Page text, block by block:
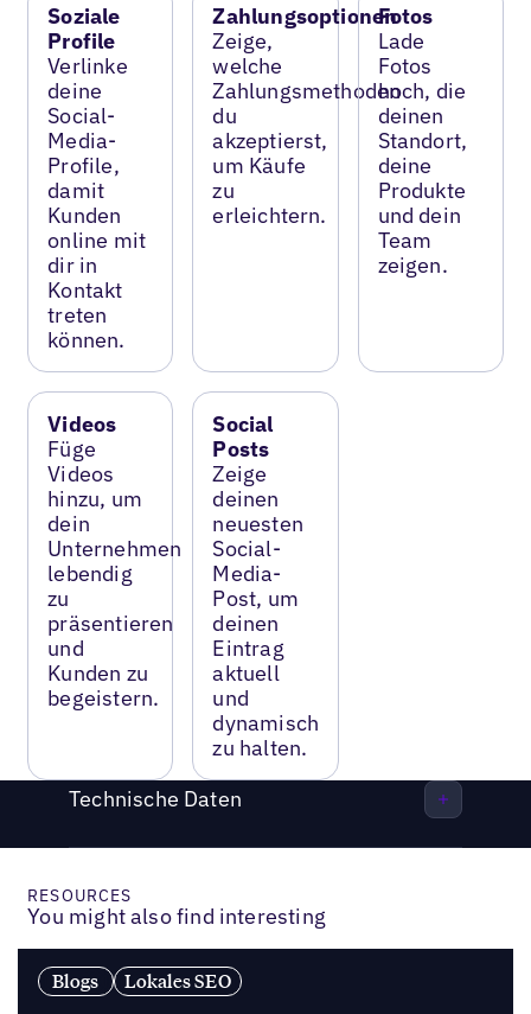
Soziale
Profile
Verlinke
deine
Social-
Media-
Profile,
damit
Kunden
online mit
dir in
Kontakt
treten
können.
Zahlungsoptionen
Zeige,
welche
Zahlungsmethoden
du
akzeptierst,
um Käufe
zu
erleichtern.
Fotos
Lade
Fotos
hoch, die
deinen
Standort,
deine
Produkte
und dein
Team
zeigen.
Videos
Füge
Videos
hinzu, um
dein
Unternehmen
lebendig
zu
präsentieren
und
Kunden zu
begeistern.
Social
Posts
Zeige
deinen
neuesten
Social-
Media-
Post, um
deinen
Eintrag
aktuell
und
dynamisch
zu halten.
Technische Daten
RESOURCES
You might also find interesting
Blogs Lokales SEO